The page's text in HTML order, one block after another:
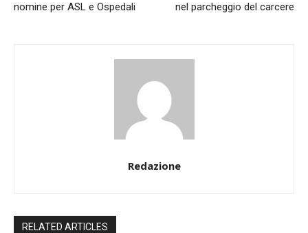
nomine per ASL e Ospedali
nel parcheggio del carcere
Redazione
RELATED ARTICLES